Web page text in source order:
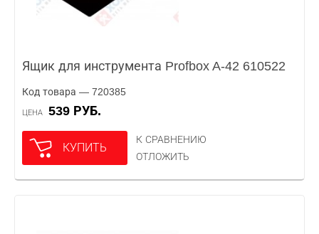
Ящик для инструмента Profbox A-42 610522
Код товара — 720385
ЦЕНА 539 РУБ.
КУПИТЬ
К СРАВНЕНИЮ
ОТЛОЖИТЬ